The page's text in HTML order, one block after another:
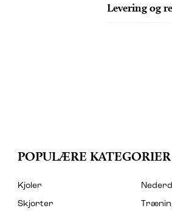
Levering og
POPULÆRE KATEGORIER
Kjoler
Skjorter